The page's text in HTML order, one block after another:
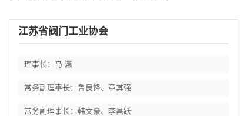
江苏省阀门工业协会
理事长：马 瀛
常务副理事长：鲁良锋、章其强
常务副理事长：韩文豪、李昌跃